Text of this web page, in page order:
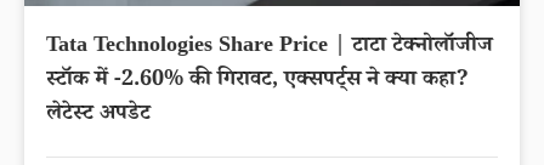
Tata Technologies Share Price | टाटा टेक्नोलॉजीज
स्टॉक में -2.60% की गिरावट, एक्सपर्ट्स ने क्या कहा?
लेटेस्ट अपडेट